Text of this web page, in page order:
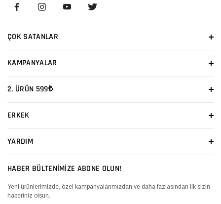
ÇOK SATANLAR
KAMPANYALAR
2. ÜRÜN 599₺
ERKEK
YARDIM
HABER BÜLTENİMİZE ABONE OLUN!
Yeni ürünlerimizde, özel kampanyalarımızdan ve daha fazlasından ilk sizin
haberiniz olsun.